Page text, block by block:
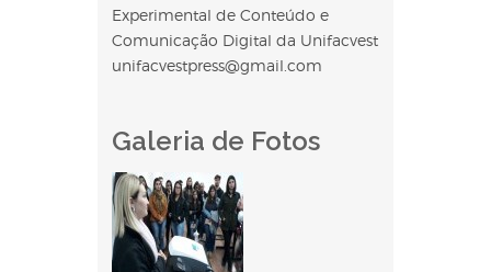
Experimental de Conteúdo e
Comunicação Digital da Unifacvest
unifacvestpress@gmail.com
Galeria de Fotos